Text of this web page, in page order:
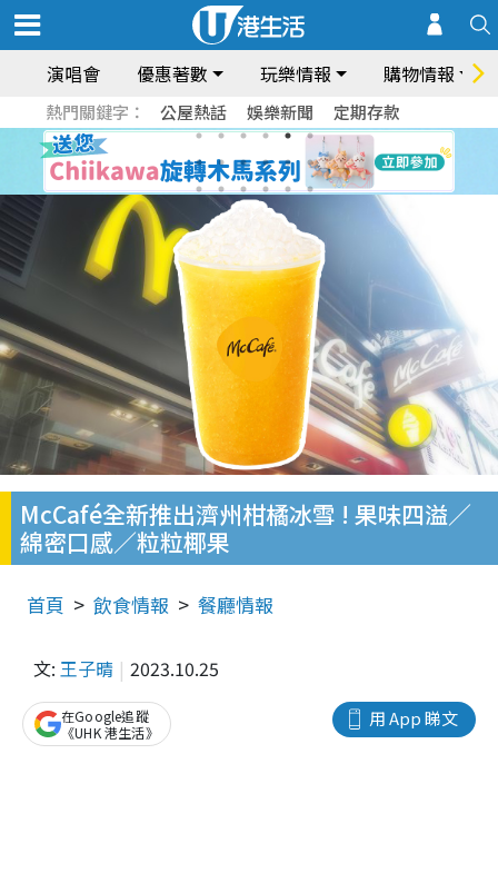
演唱會 優惠著數 玩樂情報 購物情報
熱門關鍵字： 公屋熱話 娛樂新聞 定期存款
McCafé全新推出濟州柑橘冰雪 ! 果味四溢／
綿密口感／粒粒椰果
首頁 飲食情報 餐廳情報
文: 王子晴 2023.10.25
用 App 睇文
在Google追蹤
《UHK 港生活》